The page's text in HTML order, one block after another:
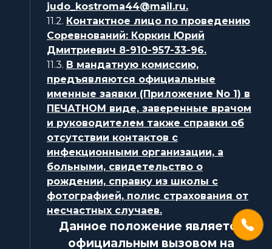
judo_kostroma44@mail.ru.
11.2. Контактное лицо по проведению
Соревнований: Коркин Юрий
Дмитриевич 8-910-957-33-96.
11.3. В мандатную комиссию,
предъявляются официальные
именные заявки (Приложение No 1) в
ПЕЧАТНОМ виде, заверенные врачом
и руководителем также справки об
отсутствии контактов с
инфекционными организации, а
больными, свидетельство о
рождении, справку из школы с
фотографией, полис страхования от
несчастных случаев.
Данное положение является
официальным вызовом на